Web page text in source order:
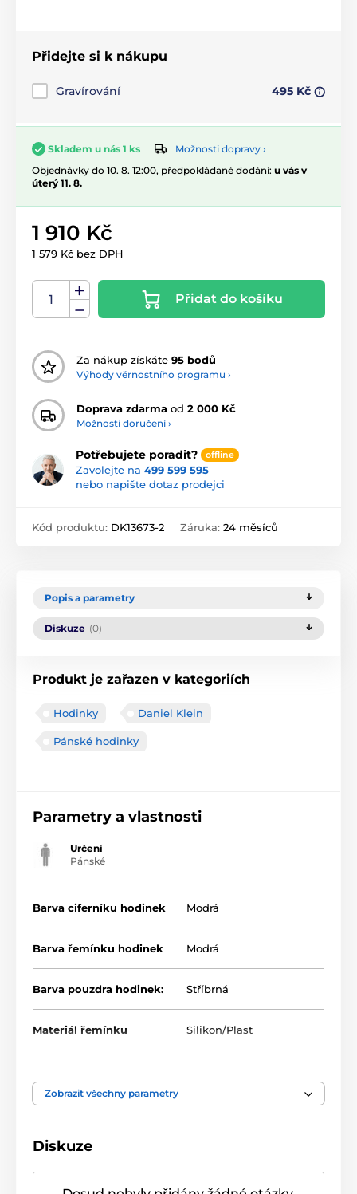
Přidejte si k nákupu
Gravírování 495 Kč
Skladem u nás 1 ks
Možnosti dopravy ›
Objednávky do 10. 8. 12:00, předpokládané dodání: u vás v
úterý 11. 8.
1 910 Kč
1 579 Kč bez DPH
Přidat do košíku
Za nákup získáte 95 bodů
Výhody věrnostního programu ›
Doprava zdarma od 2 000 Kč
Možnosti doručení ›
Potřebujete poradit? offline
Zavolejte na 499 599 595
nebo napište dotaz prodejci
Kód produktu: DK13673-2 Záruka: 24 měsíců
Popis a parametry
Diskuze (0)
Produkt je zařazen v kategoriích
Hodinky Daniel Klein
Pánské hodinky
Parametry a vlastnosti
Určení
Pánské
Barva ciferníku hodinek Modrá
Barva řemínku hodinek Modrá
Barva pouzdra hodinek: Stříbrná
Materiál řemínku Silikon/Plast
Zobrazit všechny parametry
Diskuze